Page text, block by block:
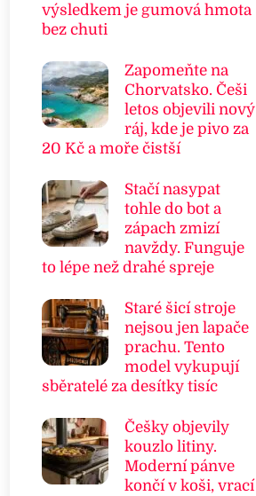
výsledkem je gumová hmota
bez chuti
Zapomeňte na
Chorvatsko. Češi
letos objevili nový
ráj, kde je pivo za
20 Kč a moře čistší
Stačí nasypat
tohle do bot a
zápach zmizí
navždy. Funguje
to lépe než drahé spreje
Staré šicí stroje
nejsou jen lapače
prachu. Tento
model vykupují
sběratelé za desítky tisíc
Češky objevily
kouzlo litiny.
Moderní pánve
končí v koši, vrací